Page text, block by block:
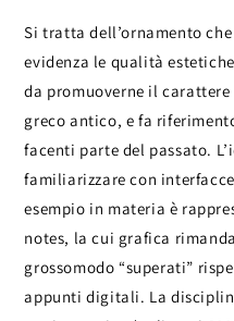
Si tratta dell’ornamento
evidenza le qualità
da promuoverne il
greco antico, e fa
facenti parte del passato.
familiarizzare con
esempio in materia è
notes, la cui grafica
grossomodo “superati”
appunti digitali. La